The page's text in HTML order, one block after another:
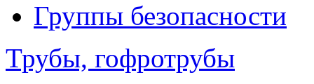
Группы безопасности
Трубы, гофротрубы